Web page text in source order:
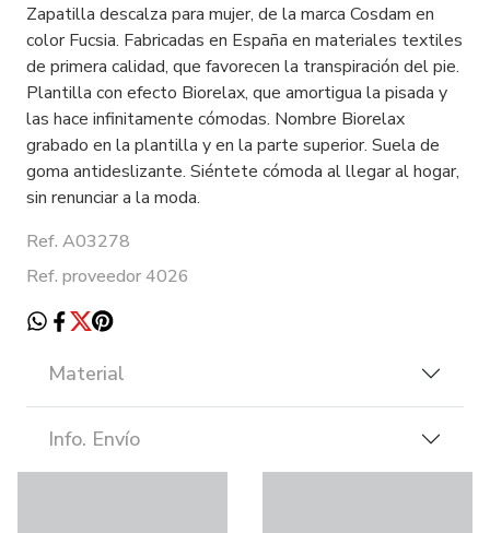
Zapatilla descalza para mujer, de la marca Cosdam en
color Fucsia. Fabricadas en España en materiales textiles
de primera calidad, que favorecen la transpiración del pie.
Plantilla con efecto Biorelax, que amortigua la pisada y
las hace infinitamente cómodas. Nombre Biorelax
grabado en la plantilla y en la parte superior. Suela de
goma antideslizante. Siéntete cómoda al llegar al hogar,
sin renunciar a la moda.
Ref. A03278
Ref. proveedor 4026
Material
Info. Envío